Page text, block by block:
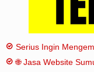
Serius Ingin
🌐 Jasa Website